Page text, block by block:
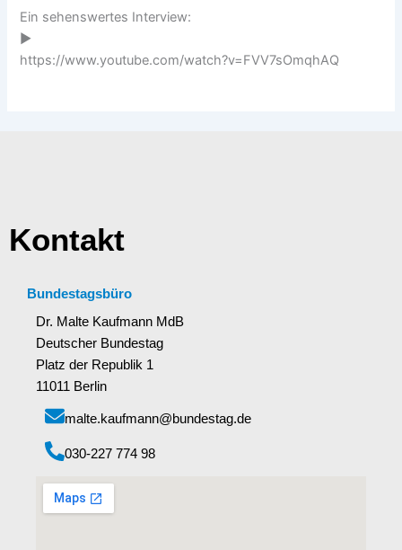
Ein sehenswertes Interview:
▶️
https://www.youtube.com/watch?v=FVV7sOmqhAQ
Kontakt
Bundestagsbüro
Dr. Malte Kaufmann MdB
Deutscher Bundestag
Platz der Republik 1
11011 Berlin
malte.kaufmann@bundestag.de
‭030-227 774 98‬